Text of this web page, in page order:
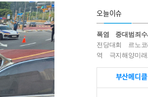
오늘이슈
폭염 중대범죄
전당대회
르노
역
극지해양미래
부산메디